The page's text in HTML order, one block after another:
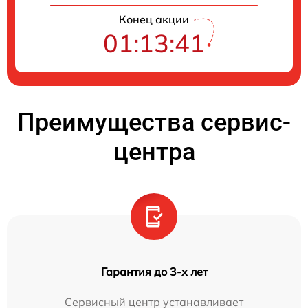
Конец акции
01:13:40
Преимущества сервис-
центра
Гарантия до 3-х лет
Сервисный центр устанавливает